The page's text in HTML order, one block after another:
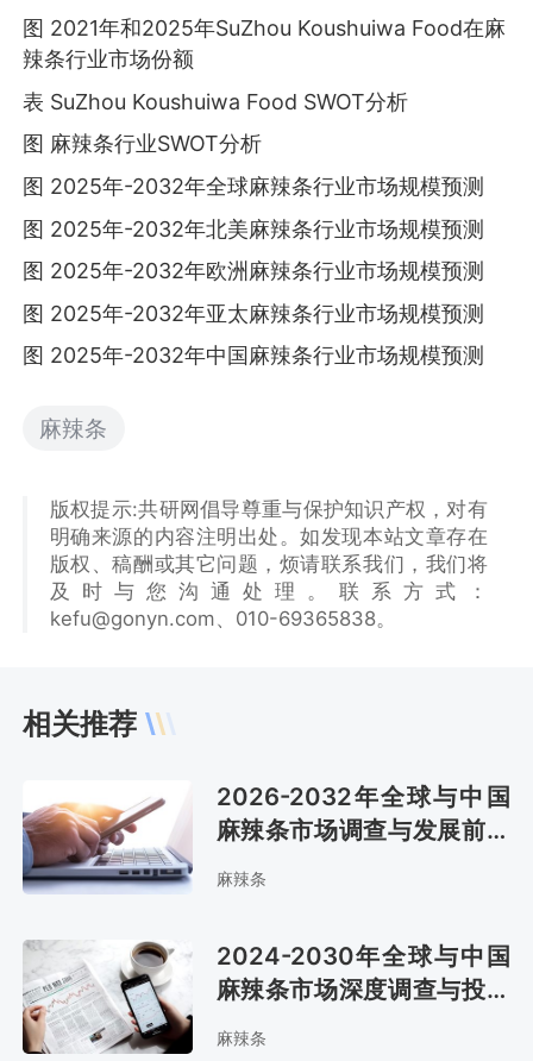
图 2021年和2025年SuZhou Koushuiwa Food在麻
辣条行业市场份额
表 SuZhou Koushuiwa Food SWOT分析
图 麻辣条行业SWOT分析
图 2025年-2032年全球麻辣条行业市场规模预测
图 2025年-2032年北美麻辣条行业市场规模预测
图 2025年-2032年欧洲麻辣条行业市场规模预测
图 2025年-2032年亚太麻辣条行业市场规模预测
图 2025年-2032年中国麻辣条行业市场规模预测
麻辣条
版权提示:共研网倡导尊重与保护知识产权，对有
明确来源的内容注明出处。如发现本站文章存在
版权、稿酬或其它问题，烦请联系我们，我们将
及时与您沟通处理。联系方式：
kefu@gonyn.com、010-69365838。
相关推荐
2026-2032年全球与中国
麻辣条市场调查与发展前景
报告
麻辣条
2024-2030年全球与中国
麻辣条市场深度调查与投资
可行性报告
麻辣条